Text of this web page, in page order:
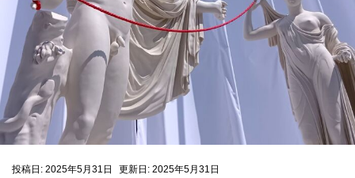
投稿日: 2025年5月31日
更新日: 2025年5月31日